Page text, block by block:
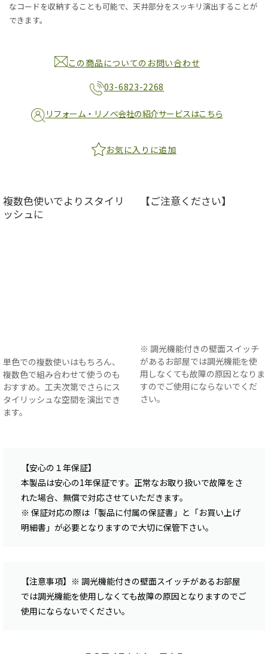
なコードを収納することも可能で、天井部分をスッキリ演出することが
できます。
この商品についてのお問い合わせ
03-6823-2268
リフォーム・リノベ会社の紹介サービスはこちら
お気に入りに追加
複数色使いでよりスタイリ
ッシュに
単色での複数使いはもちろん、
複数色で組み合わせて使うのも
おすすめ。工夫次第でさらにス
タイリッシュな空間を演出でき
ます。
【ご注意ください】
※ 調光機能付きの壁面スイッチ
があるお部屋では調光機能を使
用しなくても故障の原因となりま
すのでご使用にならないでくだ
さい。
【安心の１年保証】
本製品は安心の1年保証です。正常なお取り扱いで故障をさ
れた場合、無償で対応させていただきます。
※ 保証対応の際は「製品に付属の保証書」と「お買い上げ
明細書」が必要となりますので大切に保管下さい。
【注意事項】※ 調光機能付きの壁面スイッチがあるお部屋
では調光機能を使用しなくても故障の原因となりますのでご
使用にならないでください。